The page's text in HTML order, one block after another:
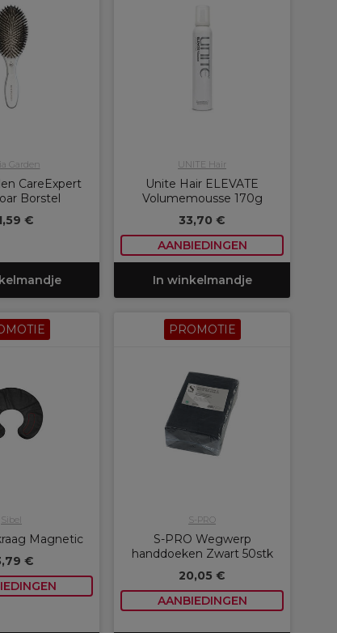
Garden
CareExpert
Borstel
€
UNITE Hair
Unite Hair ELEVATE
Volumemousse 170g
33,70 €
AANBIEDINGEN
In winkelmandje
Sibel
Magnetic
€
PROMOTIE
S-PRO
S-PRO Wegwerp
handdoeken Zwart 50stk
20,05 €
AANBIEDINGEN